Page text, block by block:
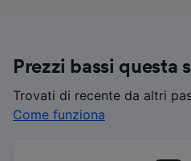
Prezzi bassi questa
Trovati di recente da altri
Come funziona